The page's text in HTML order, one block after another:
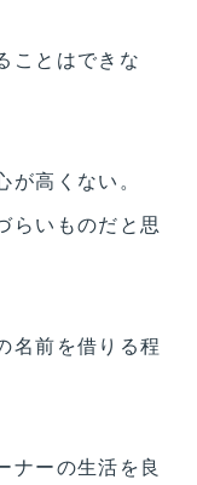
ことはできな
高くない。
らいものだと思
名前を借りる程
ナーの生活を良